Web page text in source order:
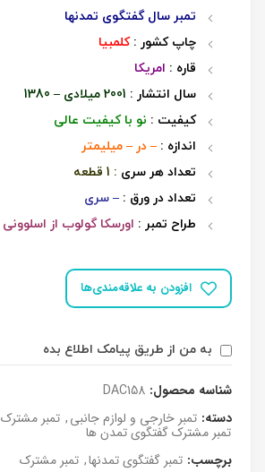
تمبر سال گفتگوی تمدنها
چاپ کشور : کلمبیا
قاره : امریکا
سال انتشار : 2001 میلادی – 1380
کیفیت : نو با کیفیت عالی
اندازه : – در – میلیمتر
تعداد هر سری : 1 قطعه
تعداد در ورق : – سری
طراح تمبر : اورسکا گولوب از اسلوونی
افزودن به علاقه‌مندی‌ها
به من از طریق پیامک اطلاع بده
شناسه محصول: DAC158
دسته: تمبر خارجی و لوازم جانبی, تمبر مشترک
تمبر مشترک گفتگوی تمدن ها
برچسب: تمبر گفتگوی تمدنها, تمبر مشترک